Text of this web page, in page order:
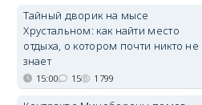
Тайный дворик на мысе
Хрустальном: как найти место
отдыха, о котором почти никто не
знает
15:00 15 1799